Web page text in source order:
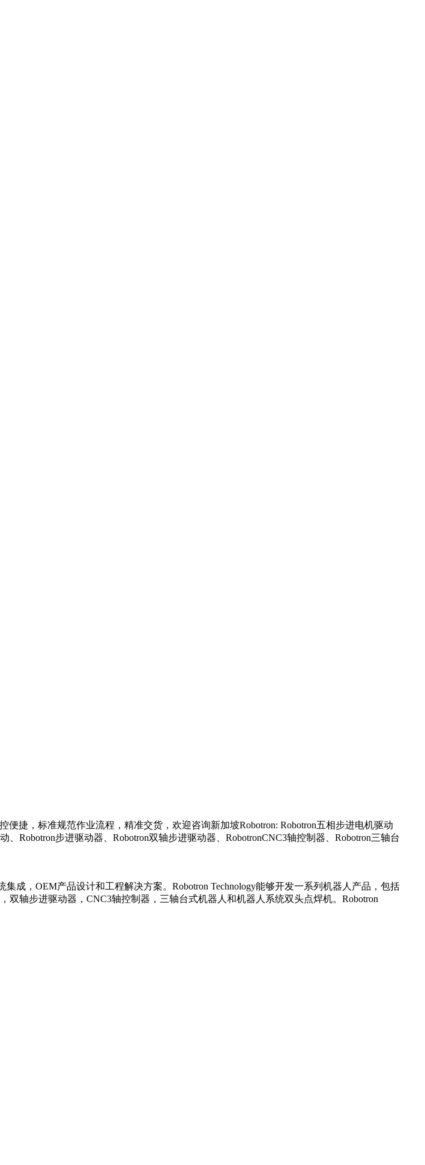
捷，标准规范作业流程，精准交货，欢迎咨询新加坡Robotron: Robotron五相步进电机驱动
Robotron步进驱动器、Robotron双轴步进驱动器、RobotronCNC3轴控制器、Robotron三轴台
成，OEM产品设计和工程解决方案。Robotron Technology能够开发一系列机器人产品，包括
轴步进驱动器，CNC3轴控制器，三轴台式机器人和机器人系统双头点焊机。Robotron